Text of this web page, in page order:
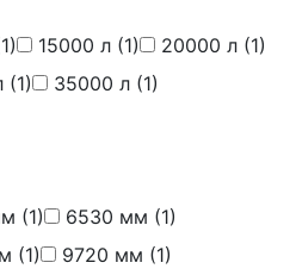
15000 л (1) 20000 л (1)
(1) 35000 л (1)
(1) 6530 мм (1)
(1) 9720 мм (1)